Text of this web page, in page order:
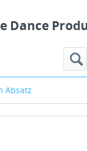
Dance
Absatz